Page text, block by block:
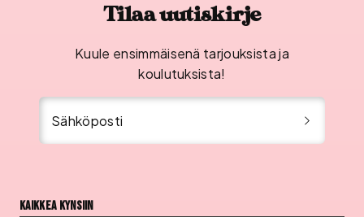
Tilaa uutiskirje
Kuule ensimmäisenä tarjouksista ja
koulutuksista!
Sähköposti
Kaikkea kynsiin